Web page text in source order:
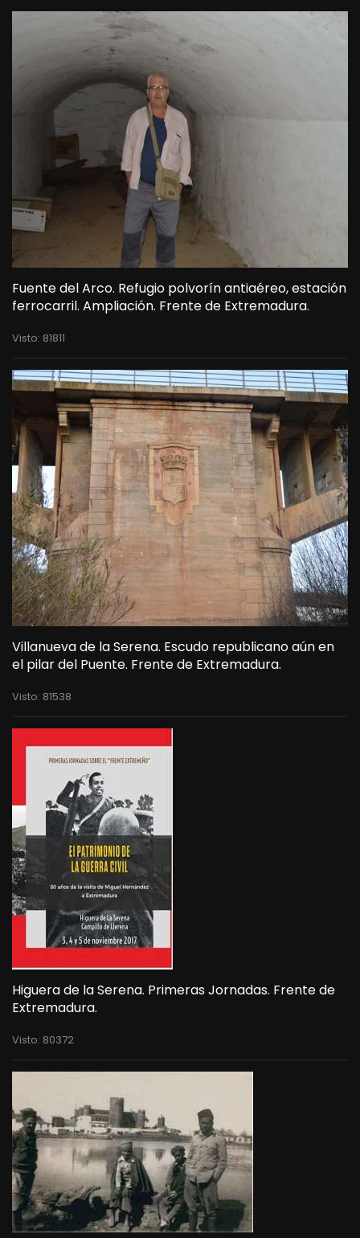
Fuente del Arco. Refugio polvorín antiaéreo, estación
ferrocarril. Ampliación. Frente de Extremadura.
Visto: 81811
Villanueva de la Serena. Escudo republicano aún en
el pilar del Puente. Frente de Extremadura.
Visto: 81538
Higuera de la Serena. Primeras Jornadas. Frente de
Extremadura.
Visto: 80372